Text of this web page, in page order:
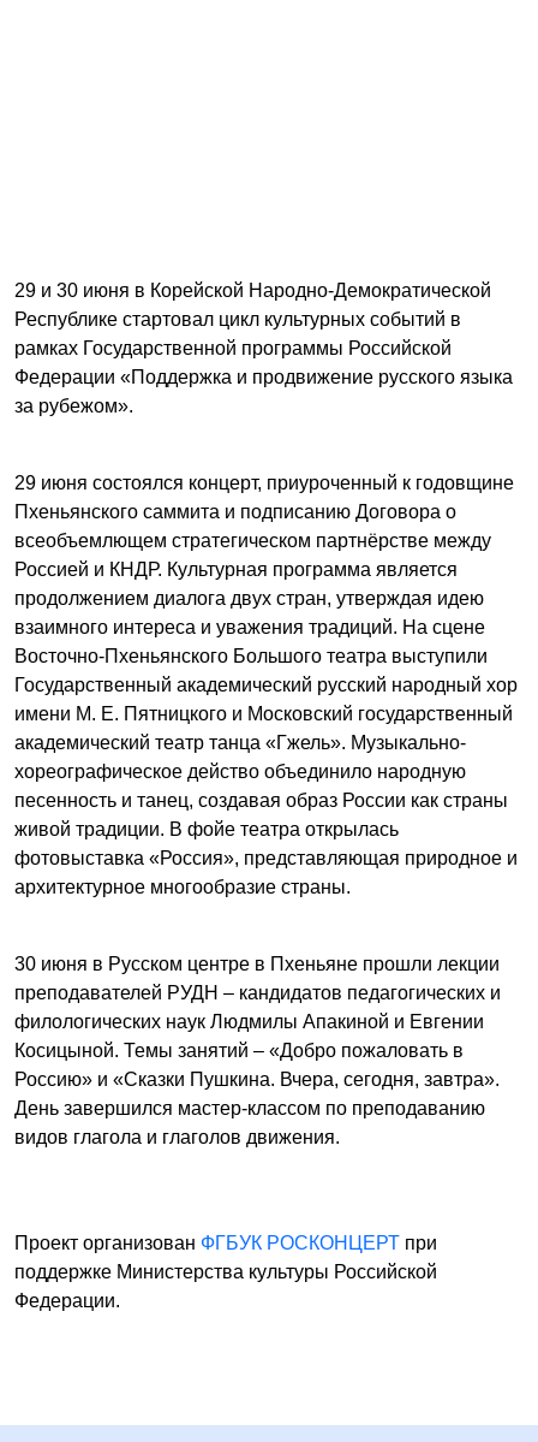
29 и 30 июня в Корейской Народно-Демократической
Республике стартовал цикл культурных событий в
рамках Государственной программы Российской
Федерации «Поддержка и продвижение русского языка
за рубежом».
29 июня состоялся концерт, приуроченный к годовщине
Пхеньянского саммита и подписанию Договора о
всеобъемлющем стратегическом партнёрстве между
Россией и КНДР. Культурная программа является
продолжением диалога двух стран, утверждая идею
взаимного интереса и уважения традиций. На сцене
Восточно-Пхеньянского Большого театра выступили
Государственный академический русский народный хор
имени М. Е. Пятницкого и Московский государственный
академический театр танца «Гжель». Музыкально-
хореографическое действо объединило народную
песенность и танец, создавая образ России как страны
живой традиции. В фойе театра открылась
фотовыставка «Россия», представляющая природное и
архитектурное многообразие страны.
30 июня в Русском центре в Пхеньяне прошли лекции
преподавателей РУДН – кандидатов педагогических и
филологических наук Людмилы Апакиной и Евгении
Косицыной. Темы занятий – «Добро пожаловать в
Россию» и «Сказки Пушкина. Вчера, сегодня, завтра».
День завершился мастер-классом по преподаванию
видов глагола и глаголов движения.
Проект организован ФГБУК РОСКОНЦЕРТ при
поддержке Министерства культуры Российской
Федерации.